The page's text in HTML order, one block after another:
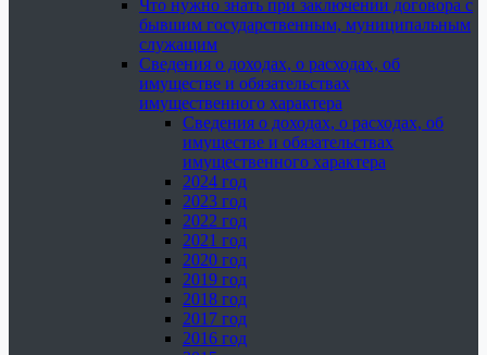
Что нужно знать при заключении договора с
бывшим государственным, муниципальным
служащим
Сведения о доходах, о расходах, об
имуществе и обязательствах
имущественного характера
Сведения о доходах, о расходах, об
имуществе и обязательствах
имущественного характера
2024 год
2023 год
2022 год
2021 год
2020 год
2019 год
2018 год
2017 год
2016 год